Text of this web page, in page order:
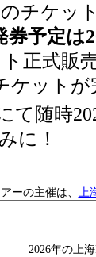
のチケ
予定は
ト正式販
ケット
て随時
に！
ーの主催は、 上
2026年の上